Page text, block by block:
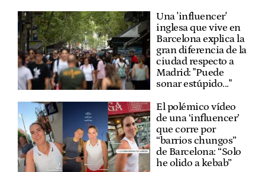
Una 'influencer'
inglesa que vive en
Barcelona explica la
gran diferencia de la
ciudad respecto a
Madrid: "Puede
sonar estúpido..."
El polémico vídeo
de una ‘influencer’
que corre por
“barrios chungos”
de Barcelona: “Solo
he olido a kebab”